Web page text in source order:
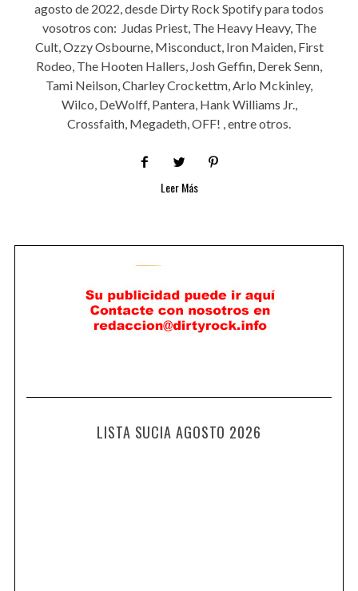
agosto de 2022, desde Dirty Rock Spotify para todos
vosotros con: Judas Priest, The Heavy Heavy, The
Cult, Ozzy Osbourne, Misconduct, Iron Maiden, First
Rodeo, The Hooten Hallers, Josh Geffin, Derek Senn,
Tami Neilson, Charley Crockettm, Arlo Mckinley,
Wilco, DeWolff, Pantera, Hank Williams Jr.,
Crossfaith, Megadeth, OFF! , entre otros.
Leer Más
LISTA SUCIA AGOSTO 2026